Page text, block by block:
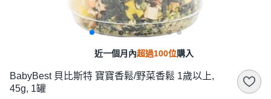
近一個月內超過100位購入
BabyBest 貝比斯特 寶寶香鬆/野菜香鬆 1歲以上,
45g, 1罐